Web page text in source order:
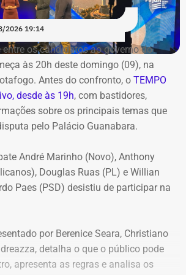
2026 19:14
entre os candidatos ao governo do
às 20h deste domingo (09), na
Antes do confronto, o TEMPO
desde às 19h, com bastidores,
sobre os principais temas que
pelo Palácio Guanabara.
André Marinho (Novo), Anthony
Douglas Ruas (PL) e Willian
Paes (PSD) desistiu de participar na
por Berenice Seara, Christiano
detalha o que o público pode
apresenta as regras e analisa os